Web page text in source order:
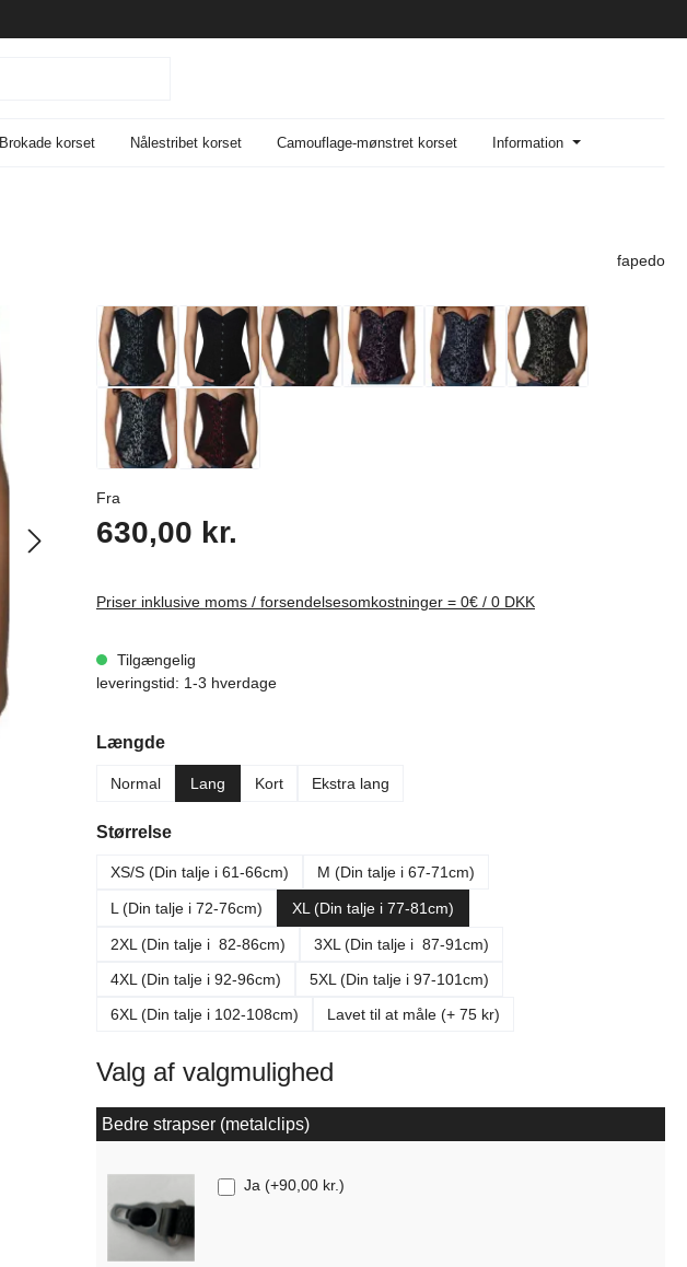
Brokade korset Nålestribet korset Camouflage-mønstret korset Information
fapedo
Fra
630,00 kr.
Priser inklusive moms / forsendelsesomkostninger = 0€ / 0 DKK
Tilgængelig
leveringstid: 1-3 hverdage
Vælg
Længde
Normal Lang Kort Ekstra lang
Vælg
Størrelse
XS/S (Din talje i 61-66cm) M (Din talje i 67-71cm)
L (Din talje i 72-76cm) XL (Din talje i 77-81cm)
2XL (Din talje i 82-86cm)
3XL (Din talje i 87-91cm)
4XL (Din talje i 92-96cm)
5XL (Din talje i 97-101cm)
6XL (Din talje i 102-108cm)
Lavet til at måle (+ 75 kr)
Valg af valgmulighed
Bedre strapser (metalclips)
Ja (+90,00 kr.)